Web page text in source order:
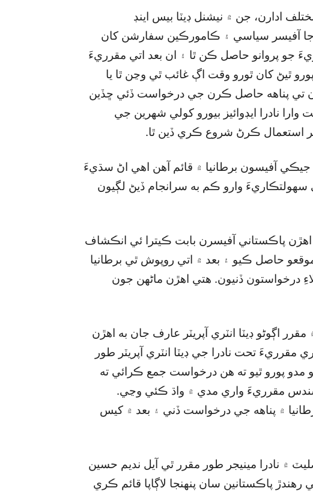
ادارن، جن ۾ نيشنل ڊيٽا بيس اينڊ
جا آفيسر سياسي ۽ ڪامورڪين سفارشن کان
جو پروانو حاصل ڪن ٿا ۽ ان بعد اتي مقرريءَ
ٿيڻ کان ٿورو وقت اڳ غائب ٿي وڃن ٿا يا
تي پناهه حاصل ڪرن جي درخواست ڏئي ڇڏين
وارا نادرا ايڊوائيز بيورو کولي شهرين جي
استعمال ڪرڻ شروع ڪري ڏين ٿا.
جيڪي آفيسون برطانيا ۾ قائم آهن اهي اڻ سڌيءَ
وارو ڪم به سرانجام ڏيڻ لڳيون
پاڪستاني آفيسرن بابت ڪيترا ئي انڪشاف
حاصل ڪيو ۽ بعد ۾ اتي روپوش ٿي برطانيا
درخواستون ڏنيون. هتي اهڙن ماڻهن جون
اڳوڻو ڊيٽا انٽري آپريٽر عارف جان به اهڙن
تحت نادرا جي ڊيٽا انٽري آپريٽر طور
پورو ٿيو ته هن درخواست جمع ڪرائي ته
مقرريءَ واري مدي ۾ واڌ ڪئي وڃي.
۾ پناهه جي درخواست ڏني ۽ بعد ۾ کيس
۾ نادرا مينيجر طور مقرر ٿي آيل نديم حسين
پاڪستانين سان پنهنجا لاڳاپا قائم ڪري